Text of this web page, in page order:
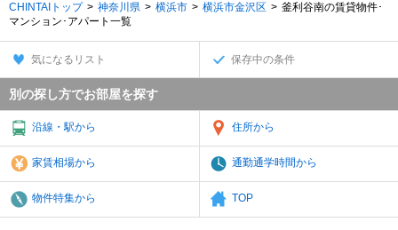
CHINTAIトップ 神奈川県 横浜市 横浜市金沢区
釜利谷南の賃貸物件･
マンション･アパート一覧
気になるリスト 保存中の条件
別の探し方でお部屋を探す
沿線・駅から 住所から
家賃相場から 通勤通学時間から
物件特集から TOP